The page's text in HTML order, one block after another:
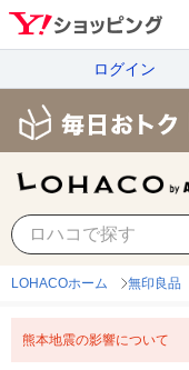
ログイン
LOHACOホーム 無印良品
熊本地震の影響について